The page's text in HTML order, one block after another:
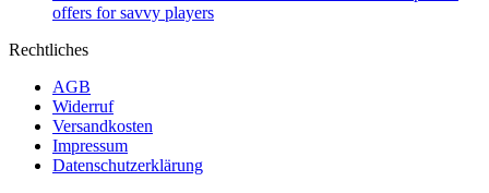
offers for savvy players
Rechtliches
AGB
Widerruf
Versandkosten
Impressum
Datenschutzerklärung